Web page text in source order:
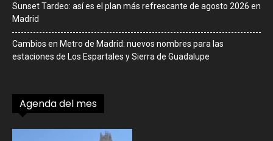
Sunset Tardeo: así es el plan más refrescante de agosto 2026 en
Madrid
Cambios en Metro de Madrid: nuevos nombres para las
estaciones de Los Espartales y Sierra de Guadalupe
Agenda del mes